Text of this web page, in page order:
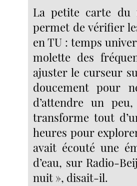
La petite carte du
permet de vérifier
en TU : temps
molette des
ajuster le curseur
doucement pour
d’attendre un
transforme tout
heures pour
avait écouté une
d’eau, sur Radio-
nuit », disait-il.